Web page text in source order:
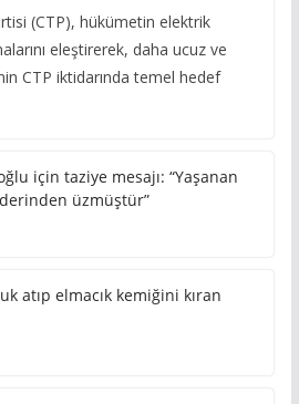
(CTP), hükümetin elektrik
eleştirerek, daha ucuz ve
CTP iktidarında temel hedef
için taziye mesajı: “Yaşanan
üzmüştür”
atıp elmacık kemiğini kıran